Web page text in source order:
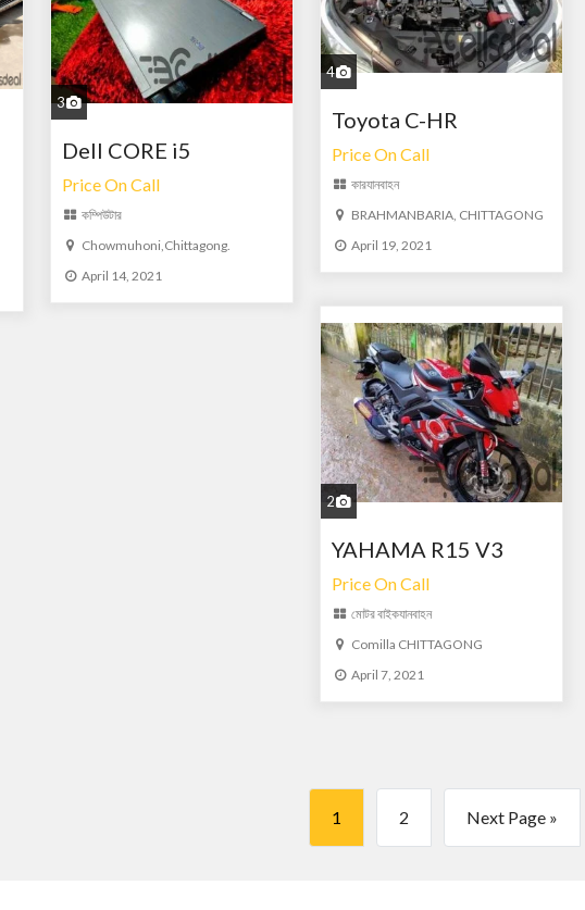
4
Toyota C-HR
Price On Call
কারযানবাহন
BRAHMANBARIA, CHITTAGONG
April 19, 2021
3
Dell CORE i5
Price On Call
কম্পিউটার
Chowmuhoni,Chittagong.
April 14, 2021
2
YAHAMA R15 V3
Price On Call
মোটর বাইকযানবাহন
Comilla CHITTAGONG
April 7, 2021
1 2 Next Page »